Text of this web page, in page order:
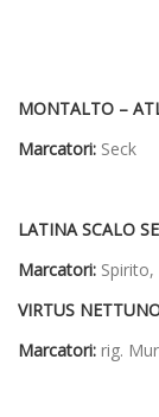
MONTALTO –
Marcatori: Seck
LATINA SCALO
Marcatori:
VIRTUS
Marcatori: rig.